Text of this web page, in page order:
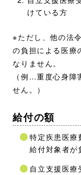
けている方
※ただし、他の法
の負担による医療
なりません。
（例…重度心身障
せん。）
給付の額
特定疾患医療
給付対象者が
自立支援医療